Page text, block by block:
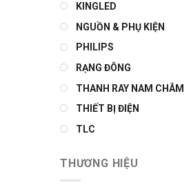
KINGLED
NGUỒN & PHỤ KIỆN
PHILIPS
RẠNG ĐÔNG
THANH RAY NAM CHÂM
THIẾT BỊ ĐIỆN
TLC
THƯƠNG HIỆU